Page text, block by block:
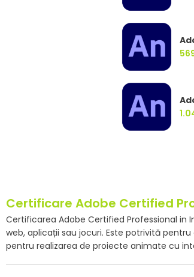
Certificare Adobe Certified
Certificarea Adobe Certified Professional
web, aplicații sau jocuri. Este potrivită
pentru realizarea de proiecte animate cu